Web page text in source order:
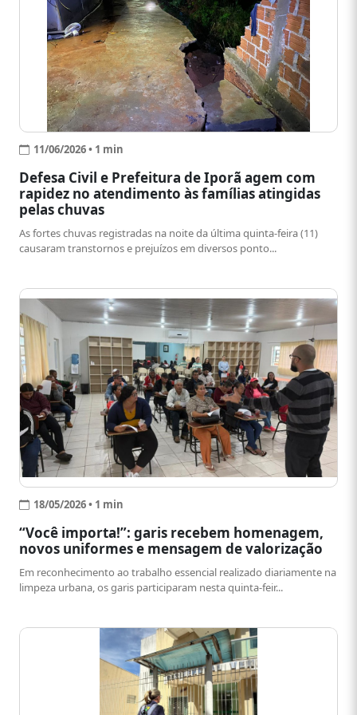
11/06/2026 • 1 min
Defesa Civil e Prefeitura de Iporã agem com
rapidez no atendimento às famílias atingidas
pelas chuvas
As fortes chuvas registradas na noite da última quinta-feira (11)
causaram transtornos e prejuízos em diversos ponto...
18/05/2026 • 1 min
“Você importa!”: garis recebem homenagem,
novos uniformes e mensagem de valorização
Em reconhecimento ao trabalho essencial realizado diariamente na
limpeza urbana, os garis participaram nesta quinta-feir...